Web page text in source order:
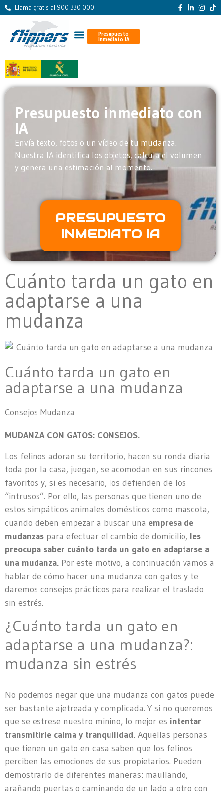
Llama gratis al 900 330 000
Presupuesto
inmediato IA
Presupuesto inmediato con
IA
Envía texto, fotos o un vídeo de tu mudanza.
Nuestra IA identifica los objetos, calcula el volumen
y genera una estimación al momento.
PRESUPUESTO
INMEDIATO IA
Cuánto tarda un gato en
adaptarse a una
mudanza
Cuánto tarda un gato en
adaptarse a una mudanza
Consejos Mudanza
MUDANZA CON GATOS: CONSEJOS.
Los felinos adoran su territorio, hacen su ronda diaria
toda por la casa, juegan, se acomodan en sus rincones
favoritos y, si es necesario, los defienden de los
“intrusos”. Por ello, las personas que tienen uno de
estos simpáticos animales domésticos como mascota,
cuando deben empezar a buscar una empresa de
mudanzas para efectuar el cambio de domicilio, les
preocupa saber cuánto tarda un gato en adaptarse a
una mudanza. Por este motivo, a continuación vamos a
hablar de cómo hacer una mudanza con gatos y te
daremos consejos prácticos para realizar el traslado
sin estrés.
¿Cuánto tarda un gato en
adaptarse a una mudanza?:
mudanza sin estrés
No podemos negar que una mudanza con gatos puede
ser bastante ajetreada y complicada. Y si no queremos
que se estrese nuestro minino, lo mejor es intentar
transmitirle calma y tranquilidad. Aquellas personas
que tienen un gato en casa saben que los felinos
perciben las emociones de sus propietarios. Pueden
demostrarlo de diferentes maneras: maullando,
arañando puertas o caminando de un lado a otro con